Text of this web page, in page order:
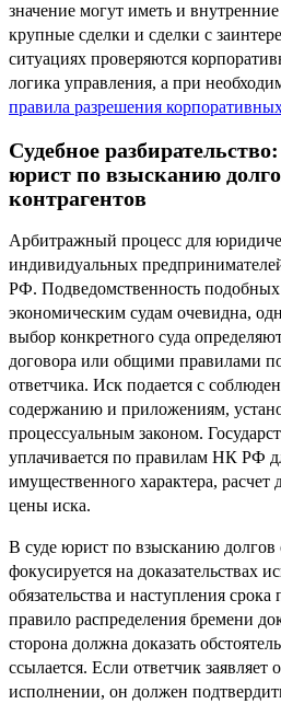
значение могут иметь и
крупные сделки и сделки с
ситуациях проверяются
логика управления, а при
правила разрешения
Судебное
юрист по взысканию
контрагентов
Арбитражный процесс для
индивидуальных
РФ. Подведомственность подобных
экономическим судам очевидна,
выбор конкретного суда
договора или общими правилами
ответчика. Иск подается с
содержанию и приложениям,
процессуальным законом.
уплачивается по правилам НК РФ
имущественного характера, расчет
цены иска.
В суде юрист по взысканию долгов
фокусируется на доказательствах
обязательства и наступления
правило распределения бремени
сторона должна доказать
ссылается. Если ответчик заявляет
исполнении, он должен